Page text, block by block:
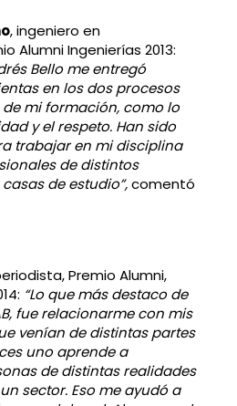
, ingeniero en
Alumni Ingenierías 2013:
Bello me entregó
en los dos procesos
mi formación, como lo
y el respeto. Han sido
trabajar en mi disciplina
de distintos
de estudio”,comentó
Premio Alumni,
“Lo que más destaco de
fue relacionarme con mis
venían de distintas partes
uno aprende a
de distintas realidades
sector. Eso me ayudó a